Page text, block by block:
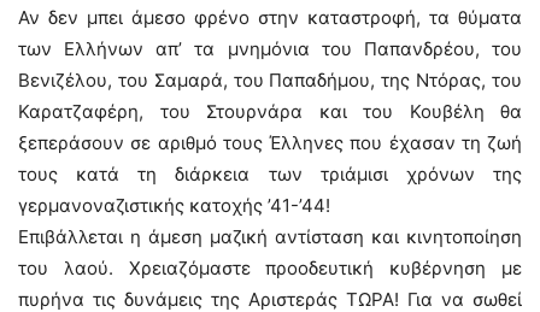
Αν δεν μπει άμεσο φρένο στην καταστροφή, τα θύματα
των Ελλήνων απ’ τα μνημόνια του Παπανδρέου, του
Βενιζέλου, του Σαμαρά, του Παπαδήμου, της Ντόρας, του
Καρατζαφέρη, του Στουρνάρα και του Κουβέλη θα
ξεπεράσουν σε αριθμό τους Έλληνες που έχασαν τη ζωή
τους κατά τη διάρκεια των τριάμισι χρόνων της
γερμανοναζιστικής κατοχής ’41-’44!
Επιβάλλεται η άμεση μαζική αντίσταση και κινητοποίηση
του λαού. Χρειαζόμαστε προοδευτική κυβέρνηση με
πυρήνα τις δυνάμεις της Αριστεράς ΤΩΡΑ! Για να σωθεί